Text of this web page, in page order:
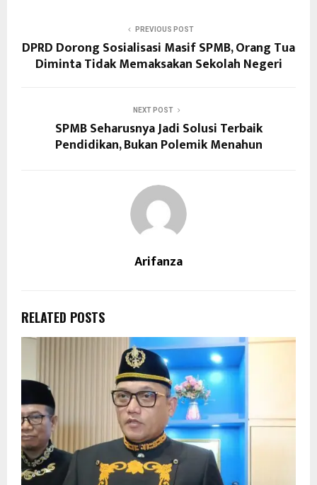
PREVIOUS POST
DPRD Dorong Sosialisasi Masif SPMB, Orang Tua
Diminta Tidak Memaksakan Sekolah Negeri
NEXT POST
SPMB Seharusnya Jadi Solusi Terbaik
Pendidikan, Bukan Polemik Menahun
Arifanza
RELATED POSTS